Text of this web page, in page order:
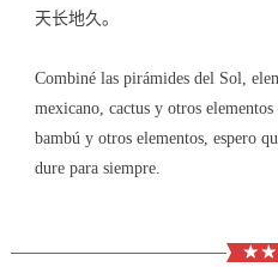
天长地久。
Combiné las pirámides del Sol,
mexicano, cactus y otros
bambú y otros elementos, espero
dure para siempre.
★ ★